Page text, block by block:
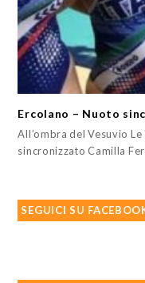
Ercolano – Nuoto
All’ombra del Vesuvio
sincronizzato Camilla
SEGUICI SU